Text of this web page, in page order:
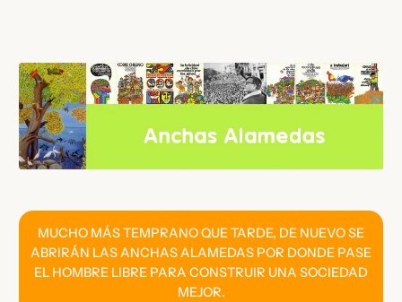
contenido
MUCHO MÁS TEMPRANO QUE TARDE, DE NUEVO SE
ABRIRÁN LAS ANCHAS ALAMEDAS POR DONDE PASE
EL HOMBRE LIBRE PARA CONSTRUIR UNA SOCIEDAD
MEJOR.